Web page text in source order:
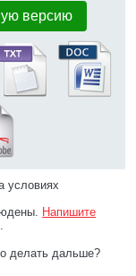
версию
условиях
Напишите
делать дальше?